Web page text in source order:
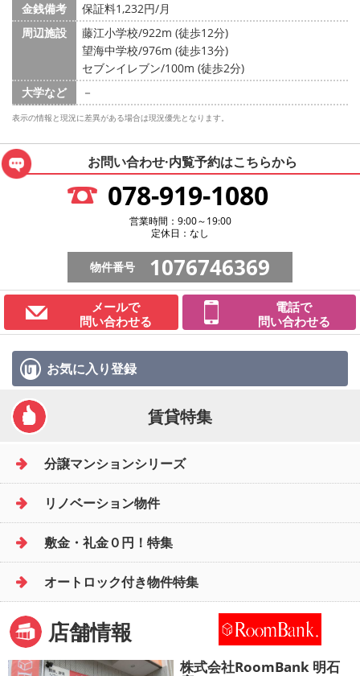
金銭備考
保証料1,232円/月
周辺施設
藤江小学校/922m (徒歩12分)
望海中学校/976m (徒歩13分)
セブンイレブン/100m (徒歩2分)
大学など
－
表示の情報と現況に差異がある場合は現況優先となります。
お問い合わせ·内覧予約はこちらから
078-919-1080
営業時間：9:00～19:00
定休日：なし
物件番号 1076746369
メールで
問い合わせる
電話で
問い合わせる
お気に入り登録
賃貸特集
分譲マンションシリーズ
リノベーション物件
敷金・礼金０円！特集
オートロック付き物件特集
店舗情報
株式会社RoomBank 明石